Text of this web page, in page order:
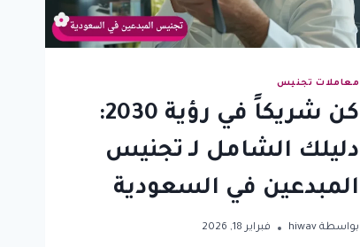
معاملات تجنيس
كن شريكاً في رؤية 2030:
دليلك الشامل لـ تجنيس
المبدعين في السعودية
بواسطة hiwav فبراير 18, 2026